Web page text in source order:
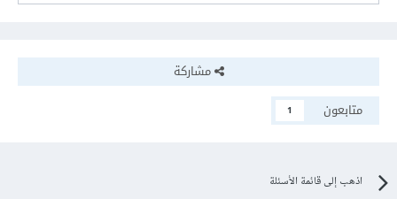
مشاركة
متابعون
1
اذهب إلى قائمة الأسئلة